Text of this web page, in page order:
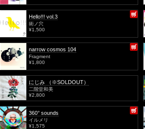
Hello!!! vol.3
術ノ穴
¥1,500
narrow cosmos 104
Fragment
¥1,800
にじみ （※SOLDOUT）
二階堂和美
¥2,800
360° sounds
イルメリ
¥1,575